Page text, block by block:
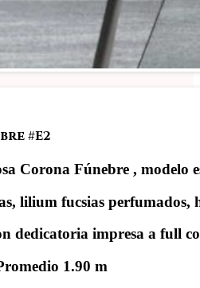
#E2
Corona Fúnebre , modelo
lilium fucsias perfumados,
dedicatoria impresa a full
1.90 m